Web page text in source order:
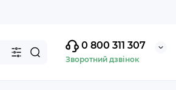
0 800 311 307
Зворотний дзвінок